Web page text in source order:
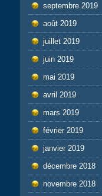
septembre 2019
août 2019
juillet 2019
juin 2019
mai 2019
avril 2019
mars 2019
février 2019
janvier 2019
décembre 2018
novembre 2018